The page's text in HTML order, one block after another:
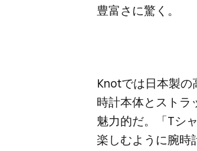
豊富さに​驚く。
Knotでは​日本製の​
時計本体と​ストラ
魅力的だ。​「Tシ
楽しむように​腕時